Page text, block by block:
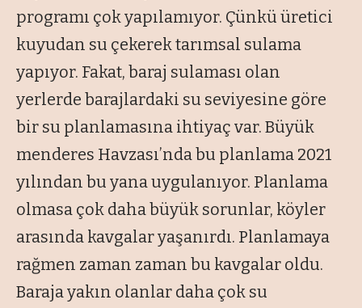
programı çok yapılamıyor. Çünkü üretici
kuyudan su çekerek tarımsal sulama
yapıyor. Fakat, baraj sulaması olan
yerlerde barajlardaki su seviyesine göre
bir su planlamasına ihtiyaç var. Büyük
menderes Havzası’nda bu planlama 2021
yılından bu yana uygulanıyor. Planlama
olmasa çok daha büyük sorunlar, köyler
arasında kavgalar yaşanırdı. Planlamaya
rağmen zaman zaman bu kavgalar oldu.
Baraja yakın olanlar daha çok su